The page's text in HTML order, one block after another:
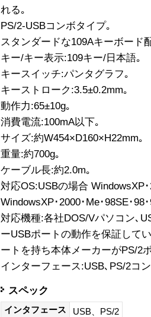
れる｡
PS/2-USBコンボタイプ｡
スタンダードな109Aキーボード
キー/キー表示:109キー/日本語｡
キースイッチ:パンタグラフ｡
キーストローク:3.5±0.2mm｡
動作力:65±10g｡
消費電流:100mA以下｡
サイズ:約W454×D160×H22mm｡
重量:約700g｡
ケーブル長:約2.0m｡
対応OS:USBの場合 WindowsXP
WindowsXP･2000･Me･98SE･98
対応機種:各社DOS/Vパソコン､
ーUSBポートの動作を保証して
ートを持ち本体メーカーがPS/2
インターフェース:USB､PS/2コ
スペック
インタフェース
USB、PS/2